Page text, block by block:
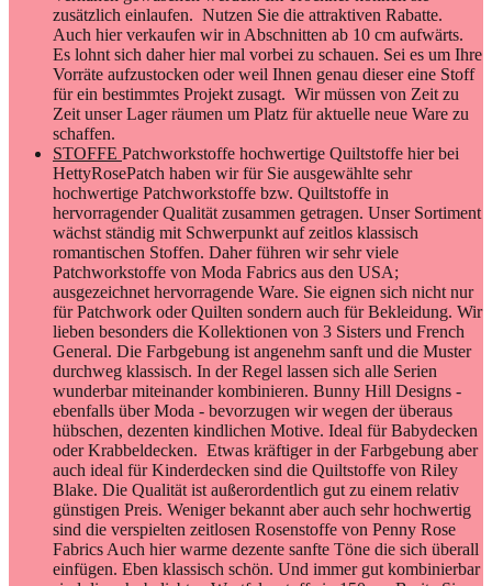
zusätzlich einlaufen. Nutzen Sie die attraktiven Rabatte.
Auch hier verkaufen wir in Abschnitten ab 10 cm aufwärts.
Es lohnt sich daher hier mal vorbei zu schauen. Sei es um Ihre
Vorräte aufzustocken oder weil Ihnen genau dieser eine Stoff
für ein bestimmtes Projekt zusagt. Wir müssen von Zeit zu
Zeit unser Lager räumen um Platz für aktuelle neue Ware zu
schaffen.
STOFFE Patchworkstoffe hochwertige Quiltstoffe hier bei
HettyRosePatch haben wir für Sie ausgewählte sehr
hochwertige Patchworkstoffe bzw. Quiltstoffe in
hervorragender Qualität zusammen getragen. Unser Sortiment
wächst ständig mit Schwerpunkt auf zeitlos klassisch
romantischen Stoffen. Daher führen wir sehr viele
Patchworkstoffe von Moda Fabrics aus den USA;
ausgezeichnet hervorragende Ware. Sie eignen sich nicht nur
für Patchwork oder Quilten sondern auch für Bekleidung. Wir
lieben besonders die Kollektionen von 3 Sisters und French
General. Die Farbgebung ist angenehm sanft und die Muster
durchweg klassisch. In der Regel lassen sich alle Serien
wunderbar miteinander kombinieren. Bunny Hill Designs -
ebenfalls über Moda - bevorzugen wir wegen der überaus
hübschen, dezenten kindlichen Motive. Ideal für Babydecken
oder Krabbeldecken. Etwas kräftiger in der Farbgebung aber
auch ideal für Kinderdecken sind die Quiltstoffe von Riley
Blake. Die Qualität ist außerordentlich gut zu einem relativ
günstigen Preis. Weniger bekannt aber auch sehr hochwertig
sind die verspielten zeitlosen Rosenstoffe von Penny Rose
Fabrics Auch hier warme dezente sanfte Töne die sich überall
einfügen. Eben klassisch schön. Und immer gut kombinierbar